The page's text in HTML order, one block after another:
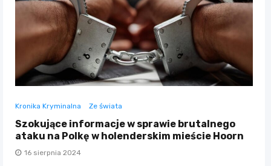
Kronika Kryminalna Ze świata
Szokujące informacje w sprawie brutalnego
ataku na Polkę w holenderskim mieście Hoorn
16 sierpnia 2024